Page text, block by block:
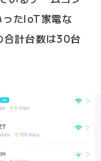
ったIoT家電な
合計台数は30台